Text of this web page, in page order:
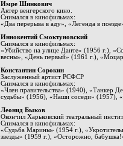
Имре Шинкович
Актер венгерского кино.
Снимался в кинофильмах:
«Два перерыва в аду», «Легенда в
Иннокентий Смоктуновский
Снимался в кинофильмах:
«Убийство на улице Данте» (1956 г.),
весны», «День первый» (1961 г.),
Константин Сорокин
Заслуженный артист РСФСР
Снимался в кинофильмах:
«Член правительства» (1940), «Танкер
судьбы» (1956), «Наши соседи» (1957),
Леонид Быков
Окончил Харьковский театральный
Снимался в кинофильмах:
«Судьба Марины» (1954 г.),
звезды» (1959 г.), «Осторожно,